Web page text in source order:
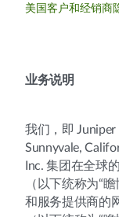
美国客户和经销商
业务说明
我们，即
Sunnyvale,
Inc. 集团在全球
（以下统称为“
和服务提供商的